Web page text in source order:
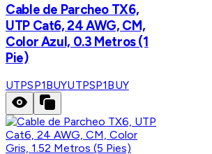
Cable de Parcheo TX6,
UTP Cat6, 24 AWG, CM,
Color Azul, 0.3 Metros (1
Pie)
UTPSP1BUYUTPSP1BUY